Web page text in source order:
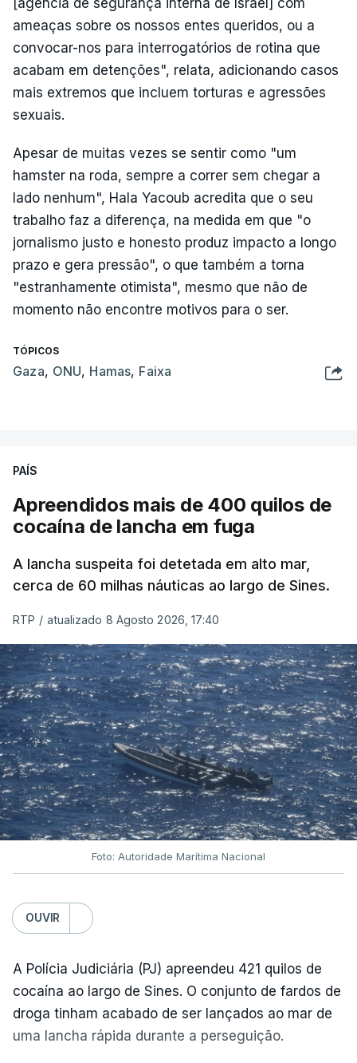
[agência de segurança interna de Israel] com
ameaças sobre os nossos entes queridos, ou a
convocar-nos para interrogatórios de rotina que
acabam em detenções", relata, adicionando casos
mais extremos que incluem torturas e agressões
sexuais.
Apesar de muitas vezes se sentir como "um
hamster na roda, sempre a correr sem chegar a
lado nenhum", Hala Yacoub acredita que o seu
trabalho faz a diferença, na medida em que "o
jornalismo justo e honesto produz impacto a longo
prazo e gera pressão", o que também a torna
"estranhamente otimista", mesmo que não de
momento não encontre motivos para o ser.
TÓPICOS
Gaza, ONU, Hamas, Faixa
PAÍS
Apreendidos mais de 400 quilos de
cocaína de lancha em fuga
A lancha suspeita foi detetada em alto mar,
cerca de 60 milhas náuticas ao largo de Sines.
RTP / atualizado 8 Agosto 2026, 17:40
Foto: Autoridade Marítima Nacional
OUVIR
A Polícia Judiciária (PJ) apreendeu 421 quilos de
cocaína ao largo de Sines. O conjunto de fardos de
droga tinham acabado de ser lançados ao mar de
uma lancha rápida durante a perseguição.